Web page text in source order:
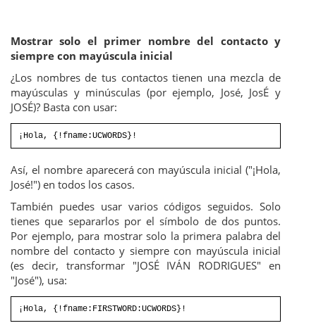
Mostrar solo el primer nombre del contacto y
siempre con mayúscula inicial
¿Los nombres de tus contactos tienen una mezcla de
mayúsculas y minúsculas (por ejemplo, José, JosÉ y
JOSÉ)? Basta con usar:
¡Hola, {!fname:UCWORDS}!
Así, el nombre aparecerá con mayúscula inicial ("¡Hola,
José!") en todos los casos.
También puedes usar varios códigos seguidos. Solo
tienes que separarlos por el símbolo de dos puntos.
Por ejemplo, para mostrar solo la primera palabra del
nombre del contacto y siempre con mayúscula inicial
(es decir, transformar "JOSÉ IVÁN RODRIGUES" en
"José"), usa:
¡Hola, {!fname:FIRSTWORD:UCWORDS}!